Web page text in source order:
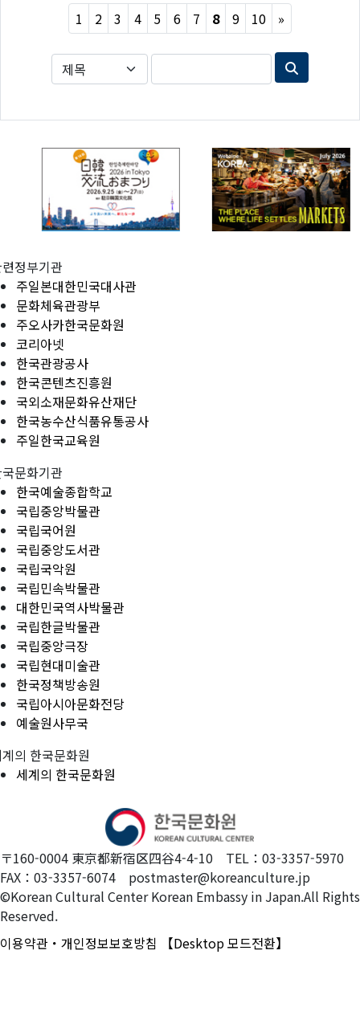
1 2 3 4 5 6 7 8 9 10 »
정부기관
주일본대한민국대사관
문화체육관광부
주오사카한국문화원
코리아넷
한국관광공사
한국콘텐츠진흥원
국외소재문화유산재단
한국농수산식품유통공사
주일한국교육원
문화기관
한국예술종합학교
국립중앙박물관
국립국어원
국립중앙도서관
국립국악원
국립민속박물관
대한민국역사박물관
국립한글박물관
국립중앙극장
국립현대미술관
한국정책방송원
국립아시아문화전당
예술원사무국
의 한국문화원
세계의 한국문화원
〒160-0004 東京都新宿区四谷4-4-10 TEL：03-3357-5970
FAX：03-3357-6074 postmaster@koreanculture.jp
©Korean Cultural Center Korean Embassy in Japan.All Rights
Reserved.
이용약관・개인정보보호방침
【Desktop 모드전환】